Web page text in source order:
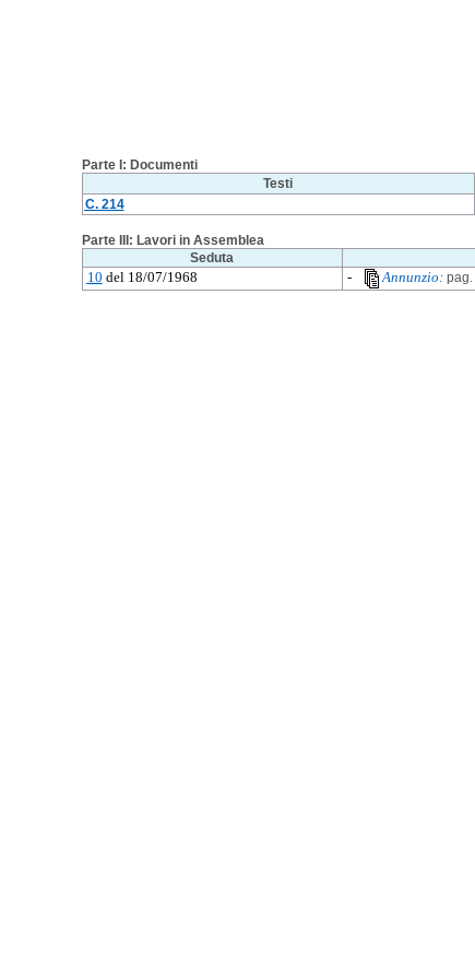
Parte I: Documenti
Testi
C. 214
Parte III: Lavori in Assemblea
Seduta
10 del 18/07/1968 - Annunzio:pag.